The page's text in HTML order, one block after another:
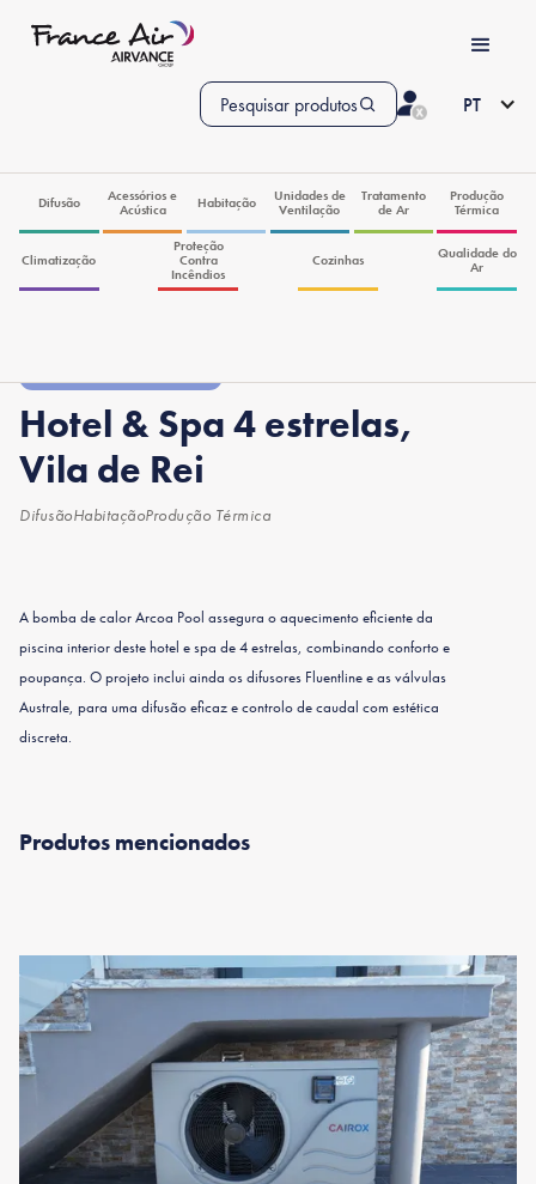
Pesquisar produtos PT
Difusão
Acessórios e
Acústica
Habitação
Unidades de
Ventilação
Tratamento
de Ar
Produção
Térmica
Climatização
Proteção
Contra
Incêndios
Cozinhas
Qualidade do
Ar
Hotel & Spa 4 estrelas,
Vila de Rei
DifusãoHabitaçãoProdução Térmica
A bomba de calor Arcoa Pool assegura o aquecimento eficiente da
piscina interior deste hotel e spa de 4 estrelas, combinando conforto e
poupança. O projeto inclui ainda os difusores Fluentline e as válvulas
Australe, para uma difusão eficaz e controlo de caudal com estética
discreta.
Produtos mencionados